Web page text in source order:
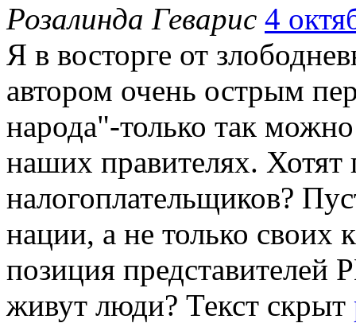
Розалинда Геварис 4
Я в восторге от
автором очень острым
народа"-только так
наших правителях. Хотят
налогоплательщиков?
нации, а не только своих
позиция представителей
живут люди? Текст скрыт